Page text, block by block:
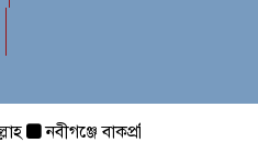
নবীগঞ্জে বাকপ্রতিবন্ধী শিশুকে ধর্ষণ: